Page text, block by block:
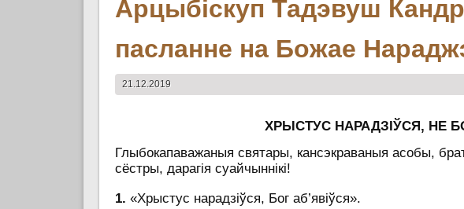
Арцыбіскуп Тадэвуш
пасланне на Божае
21.12.2019
ХРЫСТУС НАРАДЗІЎСЯ, НЕ
Глыбокапаважаныя святары, кансэкраваныя асобы,
сёстры, дарагія суайчыннікі!
1. «Хрыстус нарадзіўся, Бог аб’явіўся».